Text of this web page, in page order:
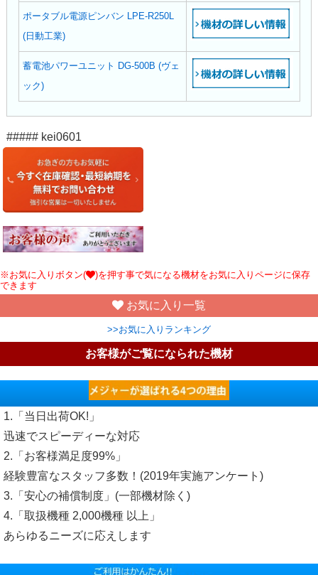
ポータブル電源ピンバン LPE-R250L
(日動工業)
蓄電池パワーユニット DG-500B (ヴェ
ック)
##### kei0601
※お気に入りボタン(
)を押す事で気になる機材をお気に入りページに保存
できます
お気に入り一覧
>>お気に入りランキング
お客様がご覧になられた機材
1.「当日出荷OK!」
迅速でスピーディーな対応
2.「お客様満足度99%」
経験豊富なスタッフ多数！(2019年実施アンケート)
3.「安心の補償制度」(一部機材除く)
4.「取扱機種 2,000機種 以上」
あらゆるニーズに応えします